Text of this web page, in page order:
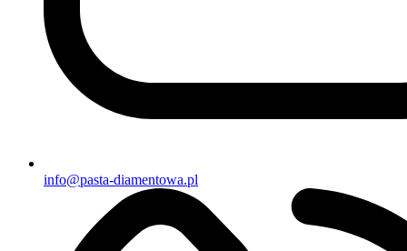
info@pasta-diamentowa.pl